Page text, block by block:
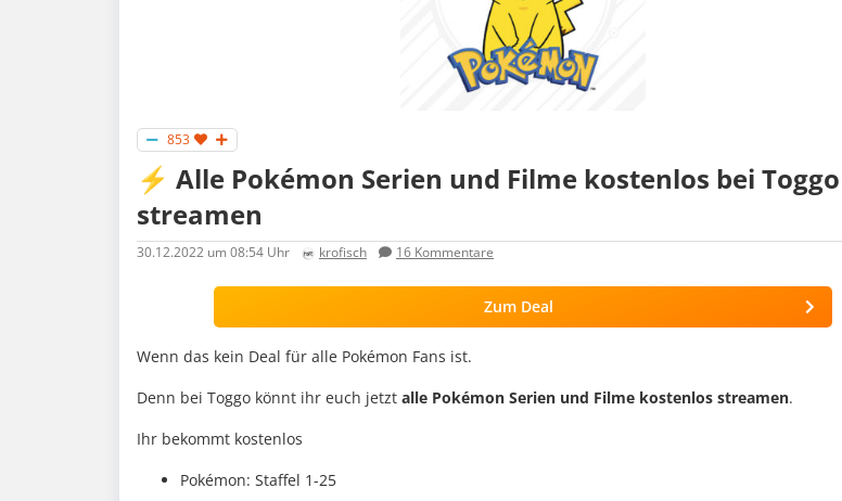
853
⚡️ Alle Pokémon Serien und Filme kostenlos bei Toggo
streamen
30.12.2022 um 08:54 Uhr krofisch 16 Kommentare
Zum Deal
Wenn das kein Deal für alle Pokémon Fans ist.
Denn bei Toggo könnt ihr euch jetzt alle Pokémon Serien und Filme kostenlos streamen.
Ihr bekommt kostenlos
Pokémon: Staffel 1-25